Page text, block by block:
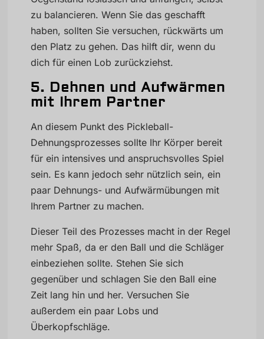
zu balancieren. Wenn Sie das geschafft
haben, sollten Sie versuchen, rückwärts um
den Platz zu gehen. Das hilft dir, wenn du
dich für einen Lob zurückziehst.
5. Dehnen und Aufwärmen
mit Ihrem Partner
An diesem Punkt des Pickleball-
Dehnungsprozesses sollte Ihr Körper bereit
für ein intensives und anspruchsvolles Spiel
sein. Es kann jedoch sehr nützlich sein, ein
paar Dehnungs- und Aufwärmübungen mit
Ihrem Partner zu machen.
Dieser Teil des Prozesses macht in der Regel
mehr Spaß, da er den Ball und die Schläger
einbeziehen sollte. Stehen Sie sich
gegenüber und schlagen Sie den Ball eine
Zeit lang hin und her. Versuchen Sie
außerdem ein paar Lobs und
Überkopfschläge.